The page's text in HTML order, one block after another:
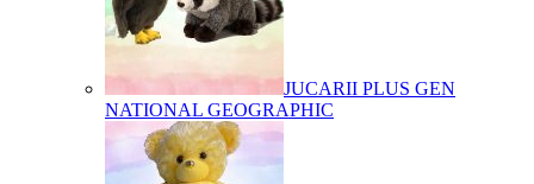
JUCARII PLUS GEN
NATIONAL GEOGRAPHIC